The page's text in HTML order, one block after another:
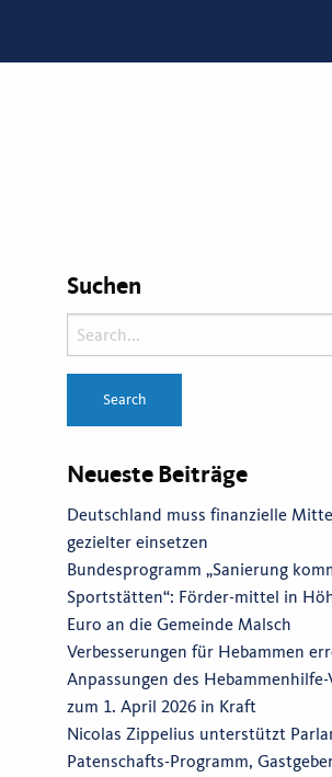
Suchen
Neueste Beiträge
Deutschland muss finanzielle
gezielter einsetzen
Bundesprogramm „Sanierung
Sportstätten“: Förder-mittel in
Euro an die Gemeinde Malsch
Verbesserungen für Hebammen
Anpassungen des
zum 1. April 2026 in Kraft
Nicolas Zippelius unterstützt
Patenschafts-Programm,